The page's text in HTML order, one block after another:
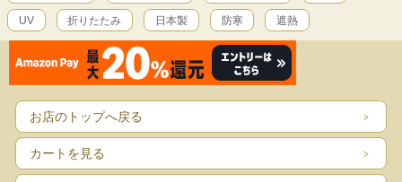
UV 折りたたみ 日本製 防寒 遮熱
お店のトップへ戻る
カートを見る